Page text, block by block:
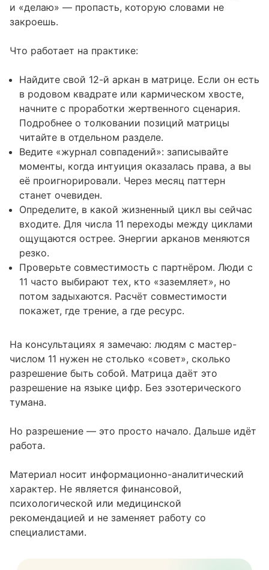
и «делаю» — пропасть, которую словами не
закроешь.
Что работает на практике:
Найдите свой 12-й аркан в матрице. Если он есть
в родовом квадрате или кармическом хвосте,
начните с проработки жертвенного сценария.
Подробнее о толковании позиций матрицы
читайте в отдельном разделе.
Ведите «журнал совпадений»: записывайте
моменты, когда интуиция оказалась права, а вы
её проигнорировали. Через месяц паттерн
станет очевиден.
Определите, в какой жизненный цикл вы сейчас
входите. Для числа 11 переходы между циклами
ощущаются острее. Энергии арканов меняются
резко.
Проверьте совместимость с партнёром. Люди с
11 часто выбирают тех, кто «заземляет», но
потом задыхаются. Расчёт совместимости
покажет, где трение, а где ресурс.
На консультациях я замечаю: людям с мастер-
числом 11 нужен не столько «совет», сколько
разрешение быть собой. Матрица даёт это
разрешение на языке цифр. Без эзотерического
тумана.
Но разрешение — это просто начало. Дальше идёт
работа.
Материал носит информационно-аналитический
характер. Не является финансовой,
психологической или медицинской
рекомендацией и не заменяет работу со
специалистами.